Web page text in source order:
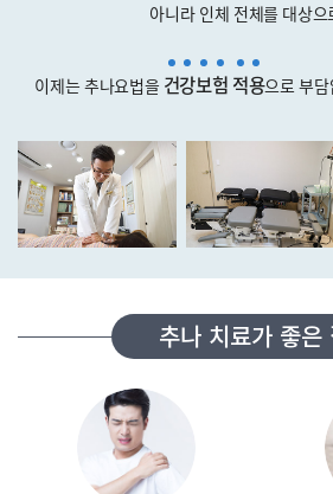
아니라 인체 전체를 대상으
이제는 추나요법을 건강보험 적용으로 부
추나 치료가 좋은